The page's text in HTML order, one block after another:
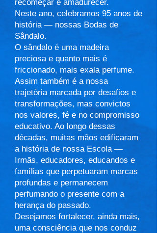
recomeçar e amadurecer.
Neste ano, celebramos 95 anos de
história — nossas Bodas de
Sândalo.
O sândalo é uma madeira
preciosa e quanto mais é
friccionado, mais exala perfume.
Assim também é a nossa
trajetória marcada por desafios e
transformações, mas convictos
nos valores, fé e no compromisso
educativo. Ao longo dessas
décadas, muitas mãos edificaram
a história de nossa Escola —
Irmãs, educadores, educandos e
famílias que perpetuaram marcas
profundas e permanecem
perfumando o presente com a
herança do passado.
Desejamos fortalecer, ainda mais,
uma consciência que nos conduz